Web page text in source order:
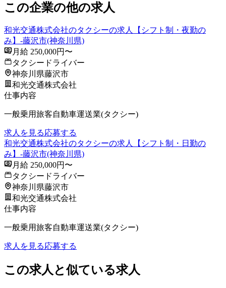
この企業の他の求人
和光交通株式会社のタクシーの求人【シフト制・夜勤の
み】-藤沢市(神奈川県)
月給 250,000円〜
タクシードライバー
神奈川県藤沢市
和光交通株式会社
仕事内容
一般乗用旅客自動車運送業(タクシー)
求人を見る応募する
和光交通株式会社のタクシーの求人【シフト制・日勤の
み】-藤沢市(神奈川県)
月給 250,000円〜
タクシードライバー
神奈川県藤沢市
和光交通株式会社
仕事内容
一般乗用旅客自動車運送業(タクシー)
求人を見る応募する
この求人と似ている求人